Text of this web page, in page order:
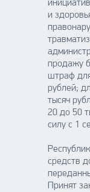
и
продажу
штраф
рублей;
тысяч
20 до 50
силу с 1
средств
Принят